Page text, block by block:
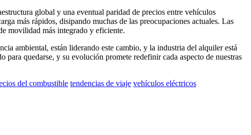
global y una eventual paridad de precios entre vehículos
más rápidos, disipando muchas de las preocupaciones actuales. Las
movilidad más integrado y eficiente.
ambiental, están liderando este cambio, y la industria del alquiler está
quedarse, y su evolución promete redefinir cada aspecto de nuestras
del combustible tendencias de viaje vehículos eléctricos